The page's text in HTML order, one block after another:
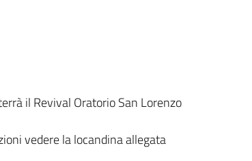
il Revival Oratorio San Lorenzo
vedere la locandina allegata